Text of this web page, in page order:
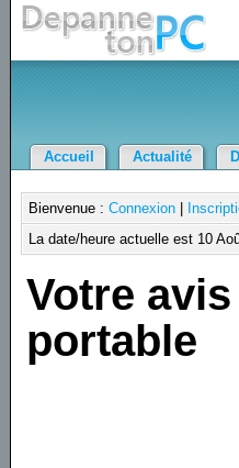
Accueil Actualité
Bienvenue :Connexion
La date/heure actuelle est 10
Votre
portable